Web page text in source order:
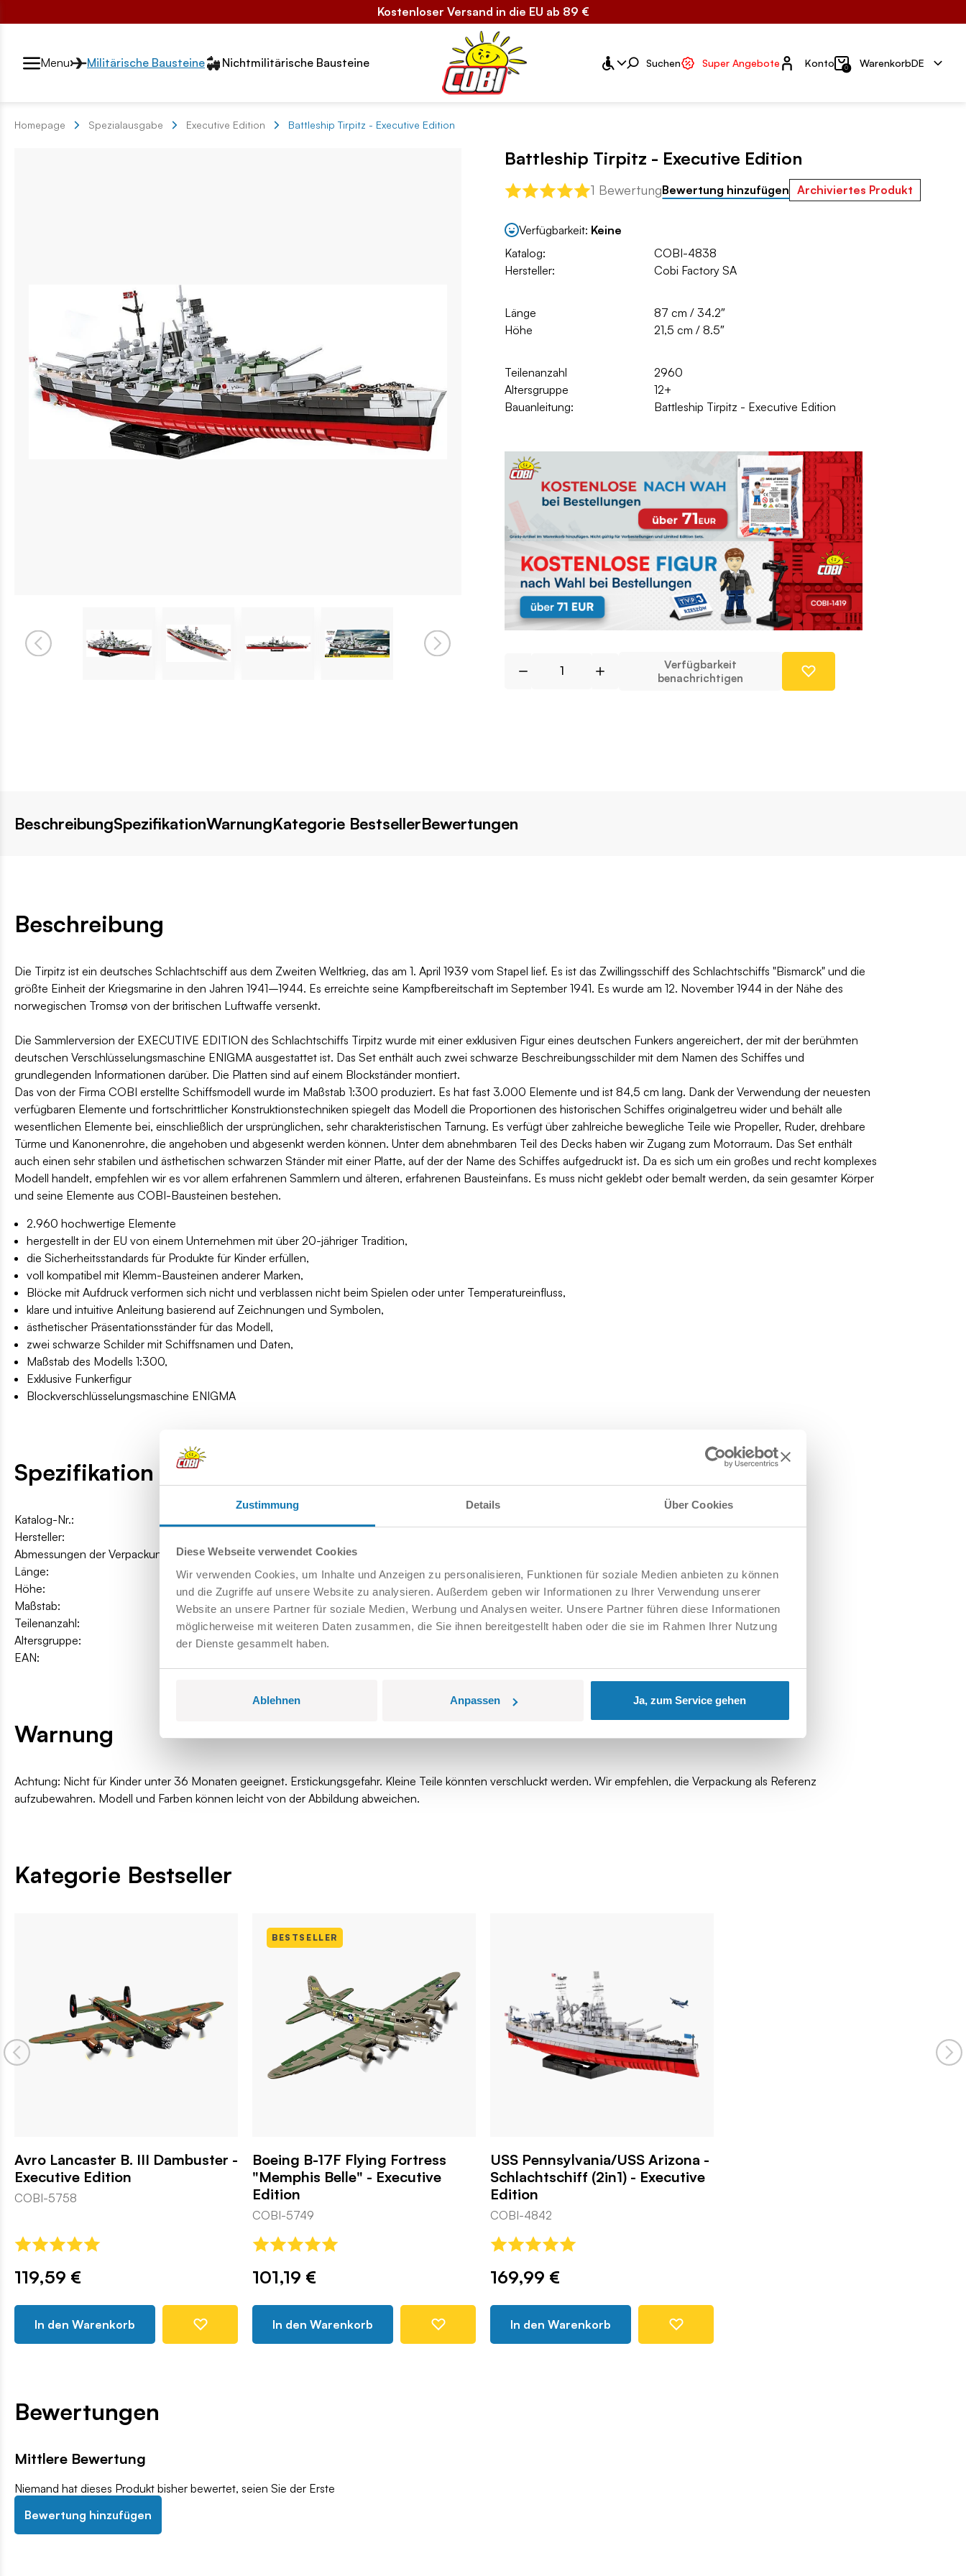
Zustimmung Details Über Cookies
Diese Webseite verwendet Cookies
Wir verwenden Cookies, um Inhalte und Anzeigen zu personalisieren, Funktionen für soziale Medien anbieten zu können
und die Zugriffe auf unsere Website zu analysieren. Außerdem geben wir Informationen zu Ihrer Verwendung unserer
Website an unsere Partner für soziale Medien, Werbung und Analysen weiter. Unsere Partner führen diese Informationen
möglicherweise mit weiteren Daten zusammen, die Sie ihnen bereitgestellt haben oder die sie im Rahmen Ihrer Nutzung
der Dienste gesammelt haben.
Ablehnen Anpassen Ja, zum Service gehen
Kostenloser Versand in die EU ab 89 €
Przełącznik segmentów2
Menu Militärische Bausteine Nichtmilitärische Bausteine Suchen Super Angebote Konto
Konto 0 WarenkorbDE
Homepage Spezialausgabe Executive Edition Battleship Tirpitz - Executive Edition
Battleship Tirpitz - Executive Edition
1 BewertungBewertung hinzufügen Archiviertes Produkt
Verfügbarkeit: Keine
Katalog:
COBI-4838
Hersteller:
Cobi Factory SA
Länge
87 cm / 34.2″
Höhe
21,5 cm / 8.5″
Teilenanzahl
2960
Altersgruppe
12+
Bauanleitung:
Battleship Tirpitz - Executive Edition
Verfügbarkeit
benachrichtigen
BeschreibungSpezifikationWarnungKategorie BestsellerBewertungen
Beschreibung
Die Tirpitz ist ein deutsches Schlachtschiff aus dem Zweiten Weltkrieg, das am 1. April 1939 vom Stapel lief. Es ist das Zwillingsschiff des Schlachtschiffs "Bismarck" und die
größte Einheit der Kriegsmarine in den Jahren 1941–1944. Es erreichte seine Kampfbereitschaft im September 1941. Es wurde am 12. November 1944 in der Nähe des
norwegischen Tromsø von der britischen Luftwaffe versenkt.
Die Sammlerversion der EXECUTIVE EDITION des Schlachtschiffs Tirpitz wurde mit einer exklusiven Figur eines deutschen Funkers angereichert, der mit der berühmten
deutschen Verschlüsselungsmaschine ENIGMA ausgestattet ist. Das Set enthält auch zwei schwarze Beschreibungsschilder mit dem Namen des Schiffes und
grundlegenden Informationen darüber. Die Platten sind auf einem Blockständer montiert.
Das von der Firma COBI erstellte Schiffsmodell wurde im Maßstab 1:300 produziert. Es hat fast 3.000 Elemente und ist 84,5 cm lang. Dank der Verwendung der neuesten
verfügbaren Elemente und fortschrittlicher Konstruktionstechniken spiegelt das Modell die Proportionen des historischen Schiffes originalgetreu wider und behält alle
wesentlichen Elemente bei, einschließlich der ursprünglichen, sehr charakteristischen Tarnung. Es verfügt über zahlreiche bewegliche Teile wie Propeller, Ruder, drehbare
Türme und Kanonenrohre, die angehoben und abgesenkt werden können. Unter dem abnehmbaren Teil des Decks haben wir Zugang zum Motorraum. Das Set enthält
auch einen sehr stabilen und ästhetischen schwarzen Ständer mit einer Platte, auf der der Name des Schiffes aufgedruckt ist. Da es sich um ein großes und recht komplexes
Modell handelt, empfehlen wir es vor allem erfahrenen Sammlern und älteren, erfahrenen Bausteinfans. Es muss nicht geklebt oder bemalt werden, da sein gesamter Körper
und seine Elemente aus COBI-Bausteinen bestehen.
2.960 hochwertige Elemente
hergestellt in der EU von einem Unternehmen mit über 20-jähriger Tradition,
die Sicherheitsstandards für Produkte für Kinder erfüllen,
voll kompatibel mit Klemm-Bausteinen anderer Marken,
Blöcke mit Aufdruck verformen sich nicht und verblassen nicht beim Spielen oder unter Temperatureinfluss,
klare und intuitive Anleitung basierend auf Zeichnungen und Symbolen,
ästhetischer Präsentationsständer für das Modell,
zwei schwarze Schilder mit Schiffsnamen und Daten,
Maßstab des Modells 1:300,
Exklusive Funkerfigur
Blockverschlüsselungsmaschine ENIGMA
Spezifikation
Katalog-Nr.:
Hersteller:
Abmessungen der Verpackung:
75 x 32 x 10 cm
Länge:
87 cm / 34.2″
Höhe:
21,5 cm / 8.5″
Maßstab:
1:300
Teilenanzahl:
2960
Altersgruppe:
12+
EAN:
Warnung
Achtung: Nicht für Kinder unter 36 Monaten geeignet. Erstickungsgefahr. Kleine Teile könnten verschluckt werden. Wir empfehlen, die Verpackung als Referenz
aufzubewahren. Modell und Farben können leicht von der Abbildung abweichen.
Kategorie Bestseller
Avro Lancaster B. III Dambuster -
Executive Edition
COBI-5758
119,59 €
In den Warenkorb
BESTSELLER
Boeing B-17F Flying Fortress
"Memphis Belle" - Executive
Edition
COBI-5749
101,19 €
In den Warenkorb
USS Pennsylvania/USS Arizona -
Schlachtschiff (2in1) - Executive
Edition
COBI-4842
169,99 €
In den Warenkorb
Bewertungen
Mittlere Bewertung
Niemand hat dieses Produkt bisher bewertet, seien Sie der Erste
Bewertung hinzufügen